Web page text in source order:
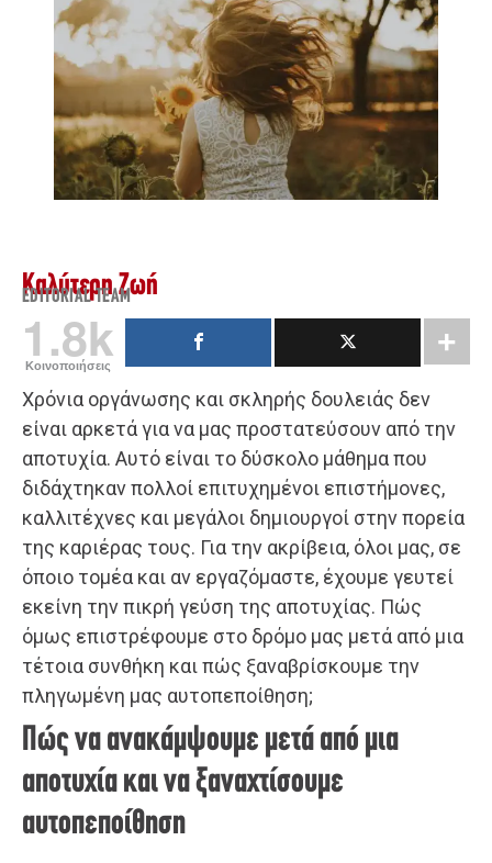
Καλύτερη Ζωή
EDITORIAL TEAM
1.8k
Κοινοποιήσεις
Χρόνια οργάνωσης και σκληρής δουλειάς δεν
είναι αρκετά για να μας προστατεύσουν από την
αποτυχία. Αυτό είναι το δύσκολο μάθημα που
διδάχτηκαν πολλοί επιτυχημένοι επιστήμονες,
καλλιτέχνες και μεγάλοι δημιουργοί στην πορεία
της καριέρας τους. Για την ακρίβεια, όλοι μας, σε
όποιο τομέα και αν εργαζόμαστε, έχουμε γευτεί
εκείνη την πικρή γεύση της αποτυχίας. Πώς
όμως επιστρέφουμε στο δρόμο μας μετά από μια
τέτοια συνθήκη και πώς ξαναβρίσκουμε την
πληγωμένη μας αυτοπεποίθηση;
Πώς να ανακάμψουμε μετά από μια
αποτυχία και να ξαναχτίσουμε
αυτοπεποίθηση